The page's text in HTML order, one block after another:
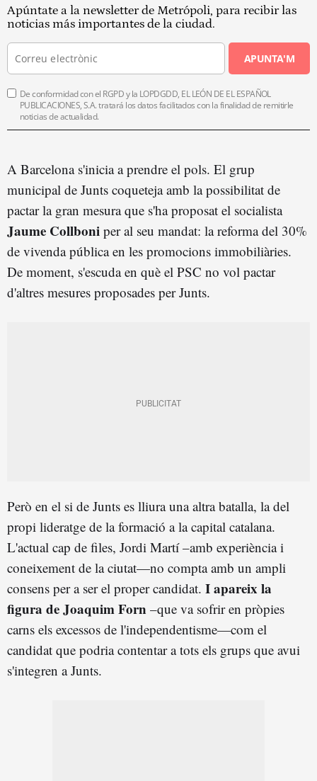
Apúntate a la newsletter de Metrópoli, para recibir las
noticias más importantes de la ciudad.
APUNTA'M
De conformidad con el RGPD y la LOPDGDD, EL LEÓN DE EL ESPAÑOL
PUBLICACIONES, S.A. tratará los datos facilitados con la finalidad de remitirle
noticias de actualidad.
A Barcelona s'inicia a prendre el pols. El grup
municipal de Junts coqueteja amb la possibilitat de
pactar la gran mesura que s'ha proposat el socialista
Jaume Collboni per al seu mandat: la reforma del 30%
de vivenda pública en les promocions immobiliàries.
De moment, s'escuda en què el PSC no vol pactar
d'altres mesures proposades per Junts.
Però en el si de Junts es lliura una altra batalla, la del
propi lideratge de la formació a la capital catalana.
L'actual cap de files, Jordi Martí –amb experiència i
coneixement de la ciutat—no compta amb un ampli
consens per a ser el proper candidat. I apareix la
figura de Joaquim Forn –que va sofrir en pròpies
carns els excessos de l'independentisme—com el
candidat que podria contentar a tots els grups que avui
s'integren a Junts.